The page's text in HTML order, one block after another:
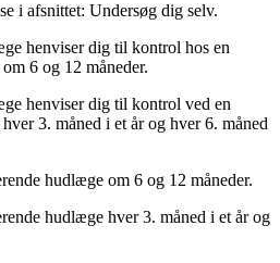
i afsnittet: Undersøg dig selv.
henviser dig til kontrol hos en
6 og 12 måneder.
henviser dig til kontrol ved en
3. måned i et år og hver 6. måned
hudlæge om 6 og 12 måneder.
hudlæge hver 3. måned i et år og